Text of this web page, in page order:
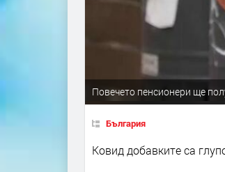
Повечето пенсионери ще
България
Ковид добавките са